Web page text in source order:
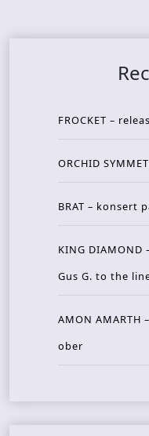
FROCKET –
ORCHID
BRAT – konsert
KING
Gus G. to the
AMON
ober